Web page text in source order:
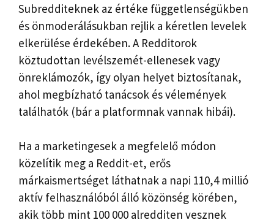
Subredditeknek az értéke függetlenségükben
és önmoderálásukban rejlik a kéretlen levelek
elkerülése érdekében. A Redditorok
köztudottan levélszemét-ellenesek vagy
önreklámozók, így olyan helyet biztosítanak,
ahol megbízható tanácsok és vélemények
találhatók (bár a platformnak vannak hibái).
Ha a marketingesek a megfelelő módon
közelítik meg a Reddit-et, erős
márkaismertséget láthatnak a napi 110,4 millió
aktív felhasználóból álló közönség körében,
akik több mint 100 000 alredditen vesznek